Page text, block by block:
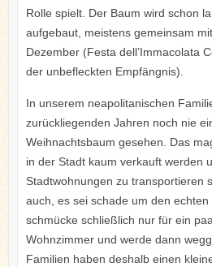
Rolle spielt. Der Baum wird schon
aufgebaut, meistens gemeinsam
Dezember (Festa dell’Immacolata
der unbefleckten Empfängnis).
In unserem neapolitanischen
zurückliegenden Jahren noch nie
Weihnachtsbaum gesehen. Das
in der Stadt kaum verkauft werden
Stadtwohnungen zu transportieren
auch, es sei schade um den
schmücke schließlich nur für ein
Wohnzimmer und werde dann
Familien haben deshalb einen